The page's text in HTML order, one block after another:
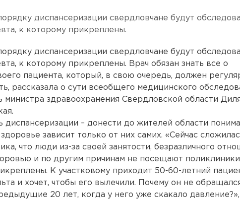
диспансеризации свердловчане будут
к которому прикреплены.
диспансеризации свердловчане будут
к которому прикреплены. Врач обязан знать все о
пациента, который, в свою очередь, должен
рассказала о сути всеобщего медицинского
министра здравоохранения Свердловской области
диспансеризации – донести до жителей области
здоровье зависит только от них самих. «Сейчас
что люди из-за своей занятости, безразличного
и по другим причинам не посещают
К участковому приходит 50-60-летний
и хочет, чтобы его вылечили. Почему он не
20 лет, когда у него уже скакало